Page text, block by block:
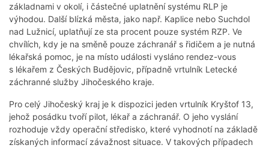
základnami v okolí, i částečné uplatnění systému RLP je
výhodou. Další blízká města, jako např. Kaplice nebo Suchdol
nad Lužnicí, uplatňují ze sta procent pouze systém RZP. Ve
chvílích, kdy je na směně pouze záchranář s řidičem a je nutná
lékařská pomoc, je na místo události vysláno rendez-vous
s lékařem z Českých Budějovic, případně vrtulník Letecké
záchranné služby Jihočeského kraje.
Pro celý Jihočeský kraj je k dispozici jeden vrtulník Kryštof 13,
jehož posádku tvoří pilot, lékař a záchranář. O jeho vyslání
rozhoduje vždy operační středisko, které vyhodnotí na základě
získaných informací závažnost situace. V takových případech